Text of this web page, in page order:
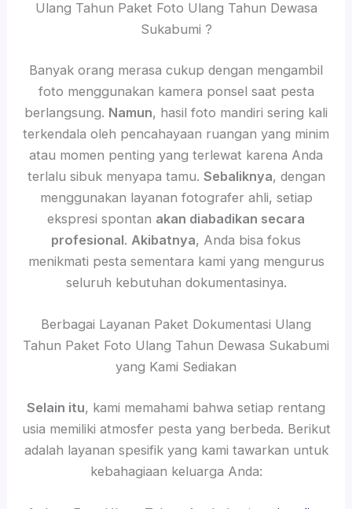
Ulang Tahun Paket Foto Ulang Tahun Dewasa
Sukabumi ?
Banyak orang merasa cukup dengan mengambil
foto menggunakan kamera ponsel saat pesta
berlangsung. Namun, hasil foto mandiri sering kali
terkendala oleh pencahayaan ruangan yang minim
atau momen penting yang terlewat karena Anda
terlalu sibuk menyapa tamu. Sebaliknya, dengan
menggunakan layanan fotografer ahli, setiap
ekspresi spontan akan diabadikan secara
profesional. Akibatnya, Anda bisa fokus
menikmati pesta sementara kami yang mengurus
seluruh kebutuhan dokumentasinya.
Berbagai Layanan Paket Dokumentasi Ulang
Tahun Paket Foto Ulang Tahun Dewasa Sukabumi
yang Kami Sediakan
Selain itu, kami memahami bahwa setiap rentang
usia memiliki atmosfer pesta yang berbeda. Berikut
adalah layanan spesifik yang kami tawarkan untuk
kebahagiaan keluarga Anda: